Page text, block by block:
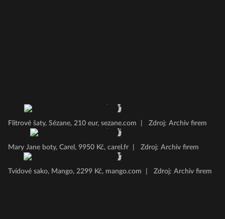
Flitrové šaty, Sézane, 210 eur, sezane.com Zdroj: Archiv firem
Mary Jane boty, Carel, 9950 Kč, carel.fr Zdroj: Archiv firem
Tvídové sako, Mango, 2299 Kč, mango.com Zdroj: Archiv firem